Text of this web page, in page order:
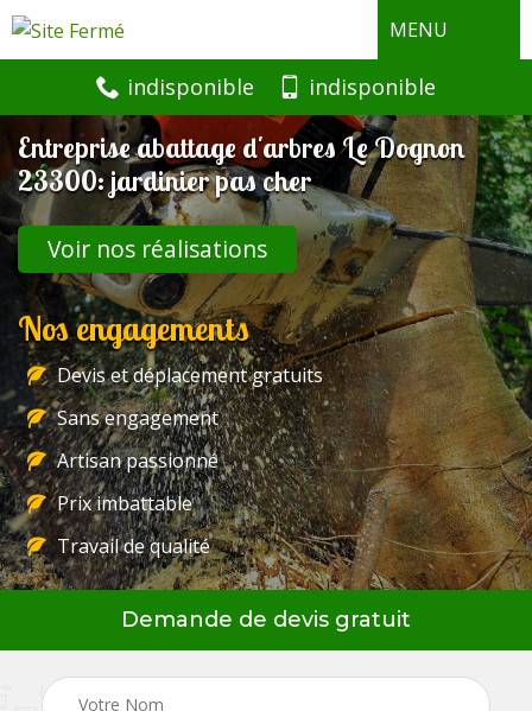
MENU
indisponible indisponible
Entreprise abattage d'arbres Le Dognon
23300: jardinier pas cher
Voir nos réalisations
Nos engagements
Devis et déplacement gratuits
Sans engagement
Artisan passionné
Prix imbattable
Travail de qualité
Demande de devis gratuit